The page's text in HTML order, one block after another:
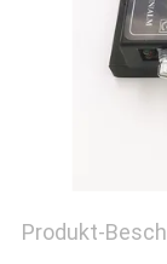
SITEMAP
Produkt-